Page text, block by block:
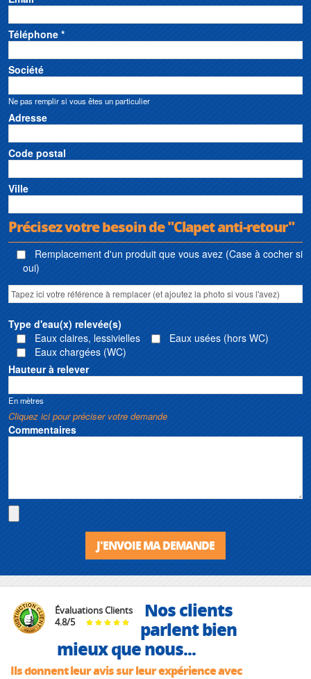
Téléphone *
Société
Ne pas remplir si vous êtes un particulier
Adresse
Code postal
Ville
Précisez votre besoin de "Clapet anti-retour"
Remplacement d'un produit que vous avez (Case à cocher si
oui)
Type d'eau(x) relevée(s)
Eaux claires, lessivielles
Eaux usées (hors WC)
Eaux chargées (WC)
Hauteur à relever
En mètres
Cliquez ici pour préciser votre demande
Commentaires
J'ENVOIE MA DEMANDE
Évaluations Clients
4.8/5
Nos clients
parlent bien
mieux que nous...
Ils donnent leur avis sur leur expérience avec